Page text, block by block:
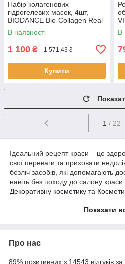
Набір колагенових
гідрогелевих масок, 4шт,
BIODANCE Bio-Collagen Real
Deep Mask / Комплект масок
для інтенсивного зволоження
В наявності
1 100 ₴ 1 571,43 ₴
Купити
В
1 / 22
Ідеальний рецепт краси – це
свої переваги та приховати
безліч засобів, які допомагають
навіть без походу до салону
Декоративну косметику та
епідермісу корисними
матінкою природою можете
Показати
Про нас
89% позитивних з 14543 відгуків за